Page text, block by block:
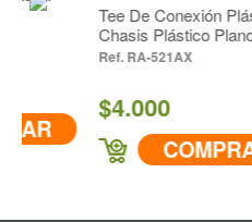
Tee De Conexión Plástica
Chasis Plástico Plano
RA-521AX
$4.000
COMPRAR